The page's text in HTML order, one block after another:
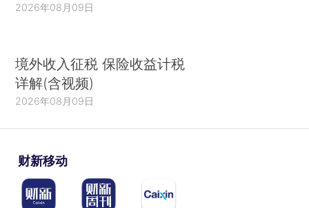
2026年08月09日
境外收入征税 保险收益计税
详解(含视频)
2026年08月09日
财新移动